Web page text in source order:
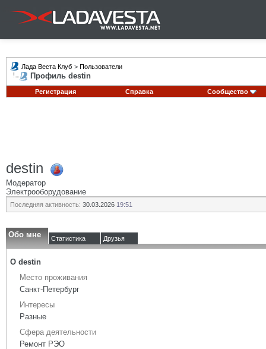
Лада Веста Клуб > Пользователи
Профиль destin
Регистрация Справка Сообщество
destin
Модератор
Электрооборудование
Последняя активность: 30.03.2026 19:51
Обо мне Статистика Друзья
О destin
Место проживания
Санкт-Петербург
Интересы
Разные
Сфера деятельности
Ремонт РЭО